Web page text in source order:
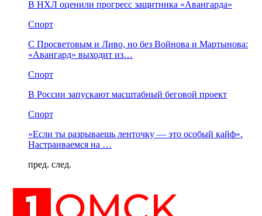
В НХЛ оценили прогресс защитника «Авангарда»
Спорт
С Просветовым и Ливо, но без Войнова и Мартынова:
«Авангард» выходит из…
Спорт
В России запускают масштабный беговой проект
Спорт
«Если ты разрываешь ленточку — это особый кайф».
Настраиваемся на …
пред. след.